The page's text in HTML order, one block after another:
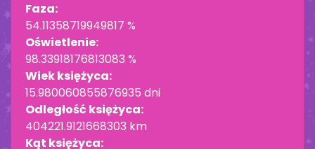
Faza:
54.11358719949817 %
Oświetlenie:
98.33918176813083 %
Wiek księżyca:
15.980060855876935 dni
Odległość księżyca:
404221.9121668303 km
Kąt księżyca: